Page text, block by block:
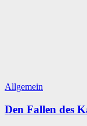
Allgemein
Den Fallen des